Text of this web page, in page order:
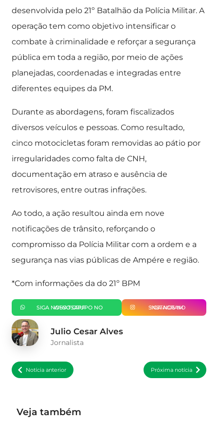
desenvolvida pelo 21º Batalhão da Polícia Militar. A
operação tem como objetivo intensificar o
combate à criminalidade e reforçar a segurança
pública em toda a região, por meio de ações
planejadas, coordenadas e integradas entre
diferentes equipes da PM.
Durante as abordagens, foram fiscalizados
diversos veículos e pessoas. Como resultado,
cinco motocicletas foram removidas ao pátio por
irregularidades como falta de CNH,
documentação em atraso e ausência de
retrovisores, entre outras infrações.
Ao todo, a ação resultou ainda em nove
notificações de trânsito, reforçando o
compromisso da Polícia Militar com a ordem e a
segurança nas vias públicas de Ampére e região.
*Com informações da do 21º BPM
SIGA NOSSO GRUPO NO WHATSAPP SIGA-NOS NO INSTAGRAM
Julio Cesar Alves
Jornalista
Notícia anterior Próxima notícia
Veja também